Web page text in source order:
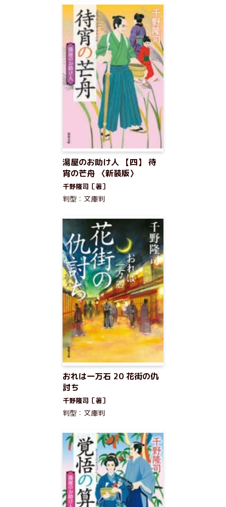
湯屋のお助け人 【四】 待
宵の芒舟 〈新装版〉
千野隆司［著］
判型：文庫判
おれは一万石 20 花街の仇
討ち
千野隆司［著］
判型：文庫判